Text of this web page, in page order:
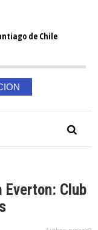
de Chile
Everton: Club